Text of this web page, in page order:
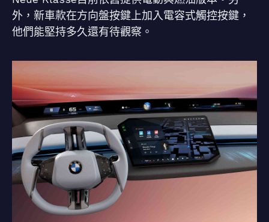
外，新車款在方向盤按鍵上加入電容式觸控按鍵，
他們能堅持多久還有待觀察。